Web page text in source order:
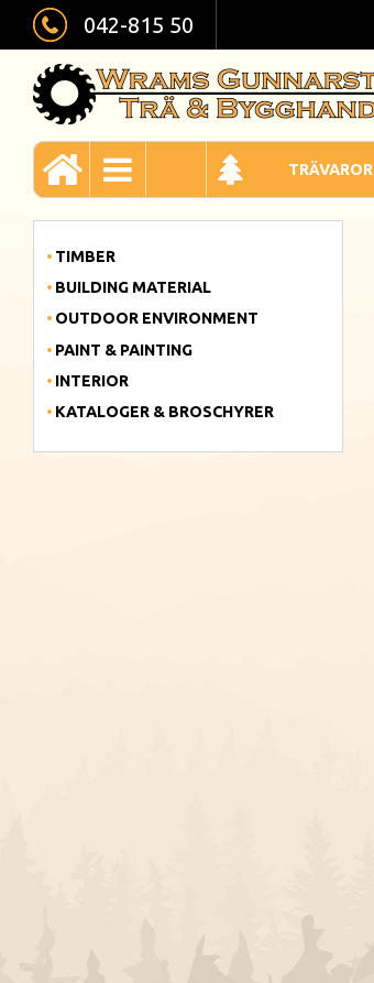
042-815 50
TRÄVAROR
TIMBER
BUILDING MATERIAL
OUTDOOR ENVIRONMENT
PAINT & PAINTING
INTERIOR
KATALOGER & BROSCHYRER